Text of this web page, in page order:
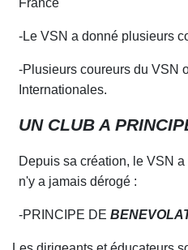
-Le VSN a donné plusieurs
-Plusieurs coureurs du VSN
Internationales.
UN CLUB A
Depuis sa création, le VSN
n'y a jamais dérogé :
-PRINCIPE DE